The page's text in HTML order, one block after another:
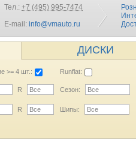
Тел.: +7 (495) 995-7474
E-mail: info@vmauto.ru
ДИСКИ
>= 4 шт.: Runflat:
R Все Сезон: Все
R Все Шипы: Все